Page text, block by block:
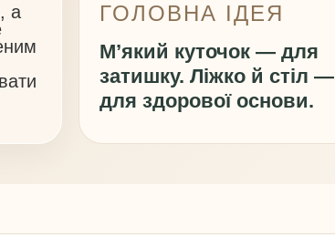
а
ГОЛОВНА ІДЕЯ
М’який куточок — для
затишку. Ліжко й стіл —
для здорової основи.